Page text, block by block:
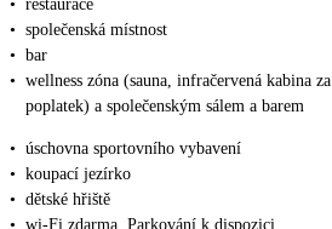
• restaurace
• společenská místnost
• bar
• wellness zóna (sauna, infračervená kabina za
poplatek) a společenským sálem a barem
• úschovna sportovního vybavení
• koupací jezírko
• dětské hřiště
• wi-Fi zdarma. Parkování k dispozici.